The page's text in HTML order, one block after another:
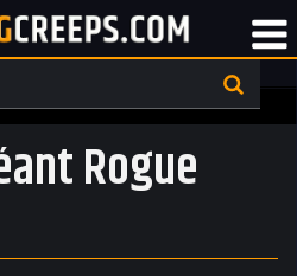
Rogue